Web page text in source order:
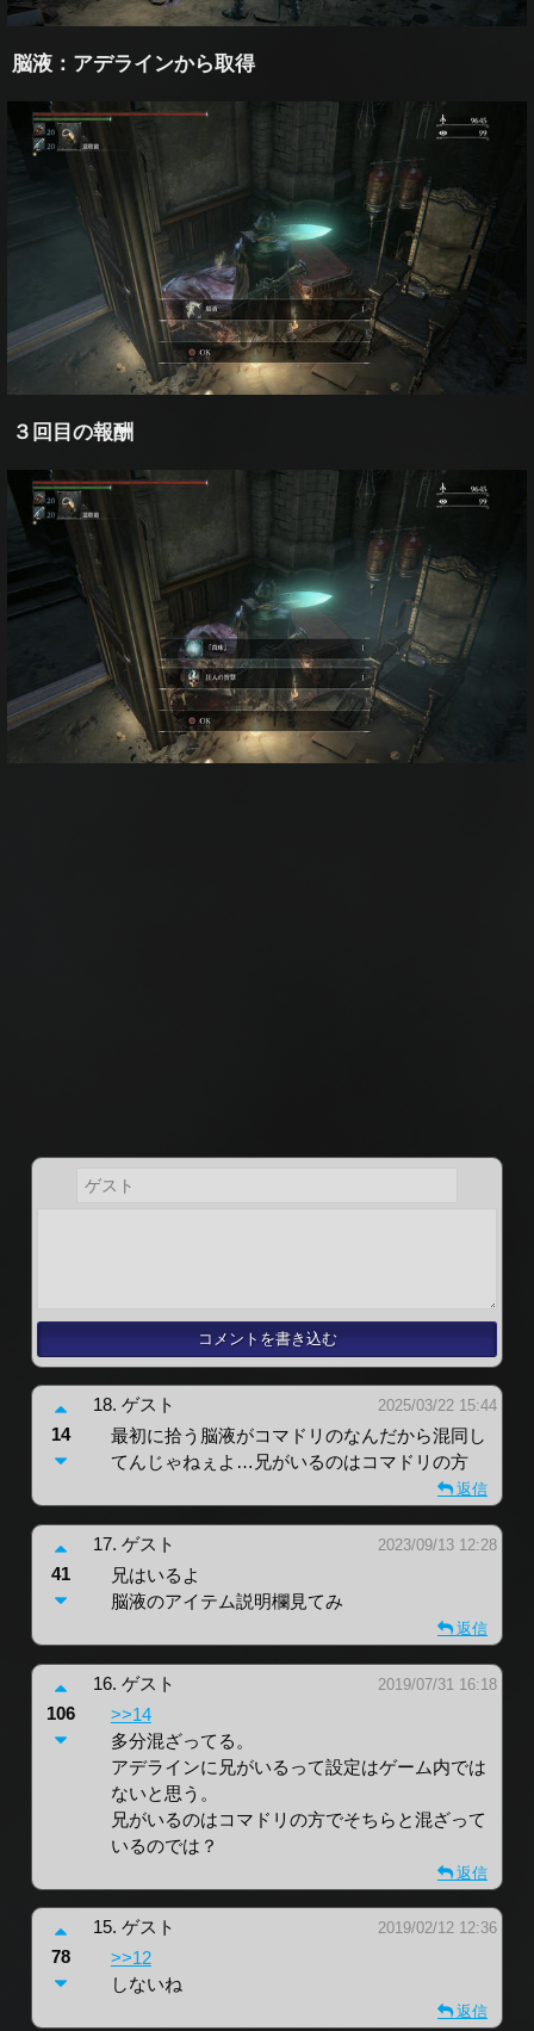
脳液：アデラインから取得
３回目の報酬
18.ゲスト 2025/03/22 15:44
最初に拾う脳液がコマドリのなんだから混同し
てんじゃねぇよ…兄がいるのはコマドリの方
14
返信
17.ゲスト 2023/09/13 12:28
兄はいるよ
脳液のアイテム説明欄見てみ
41
返信
16.ゲスト 2019/07/31 16:18
>>14
多分混ざってる。
アデラインに兄がいるって設定はゲーム内では
ないと思う。
兄がいるのはコマドリの方でそちらと混ざって
いるのでは？
106
返信
15.ゲスト 2019/02/12 12:36
>>12
しないね
78
返信